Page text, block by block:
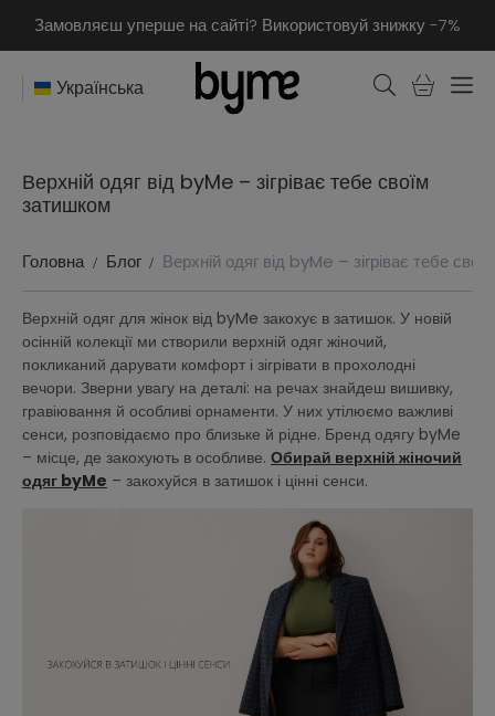
Замовляєш уперше на сайті? Використовуй знижку -7%
Українська
Верхній одяг від byMe – зігріває тебе своїм
затишком
Головна Блог Верхній одяг від byMe – зігріває тебе
Верхній одяг для жінок від byMe закохує в затишок. У новій
осінній колекції ми створили верхній одяг жіночий,
покликаний дарувати комфорт і зігрівати в прохолодні
вечори. Зверни увагу на деталі: на речах знайдеш вишивку,
гравіювання й особливі орнаменти. У них утілюємо важливі
сенси, розповідаємо про близьке й рідне. Бренд одягу byMe
– місце, де закохують в особливе. Обирай верхній жіночий
одяг byMe – закохуйся в затишок і цінні сенси.